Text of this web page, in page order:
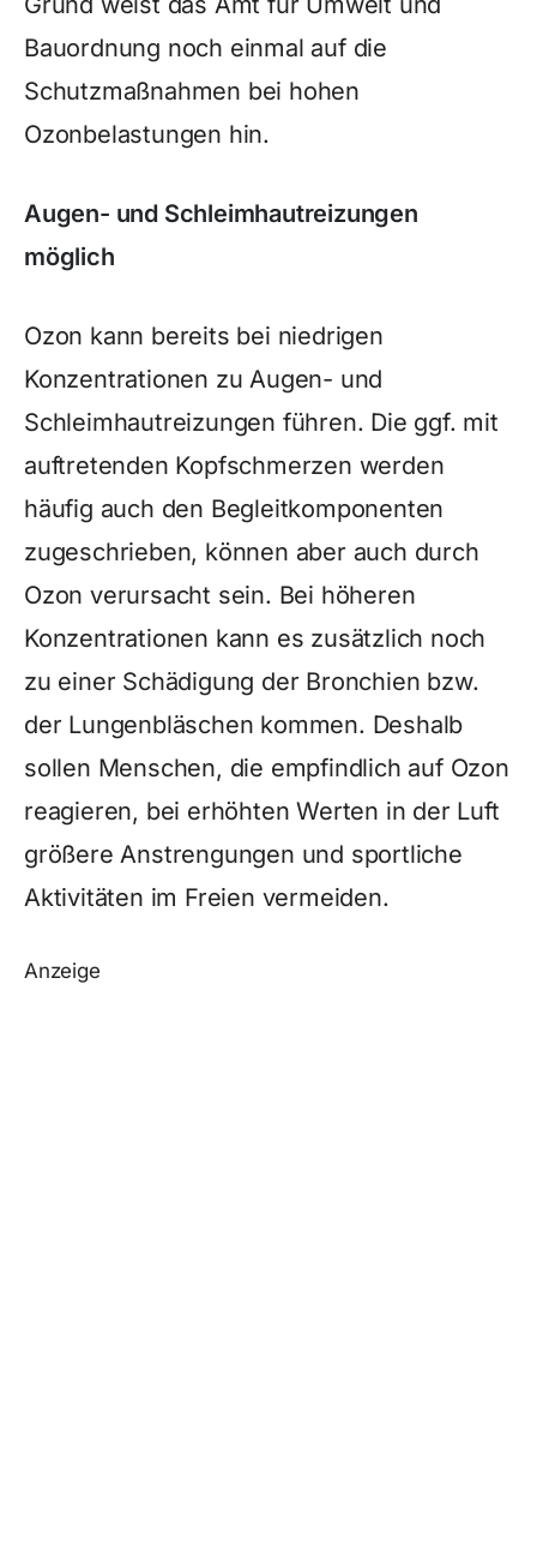
Bauordnung noch einmal auf die
Schutzmaßnahmen bei hohen
Ozonbelastungen hin.
Augen- und Schleimhautreizungen
möglich
Ozon kann bereits bei niedrigen
Konzentrationen zu Augen- und
Schleimhautreizungen führen. Die ggf. mit
auftretenden Kopfschmerzen werden
häufig auch den Begleitkomponenten
zugeschrieben, können aber auch durch
Ozon verursacht sein. Bei höheren
Konzentrationen kann es zusätzlich noch
zu einer Schädigung der Bronchien bzw.
der Lungenbläschen kommen. Deshalb
sollen Menschen, die empfindlich auf Ozon
reagieren, bei erhöhten Werten in der Luft
größere Anstrengungen und sportliche
Aktivitäten im Freien vermeiden.
Anzeige